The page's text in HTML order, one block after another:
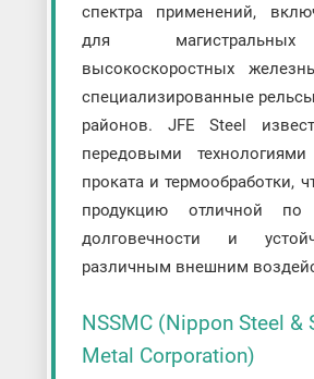
спектра применений,
для
высокоскоростных
специализированные
районов. JFE Steel
передовыми
проката и термообработки,
продукцию отличной по
долговечности и
различным внешним
NSSMC (Nippon Steel &
Metal Corporation)